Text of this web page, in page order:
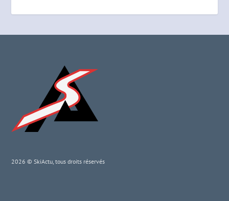
2026 © SkiActu, tous droits réservés